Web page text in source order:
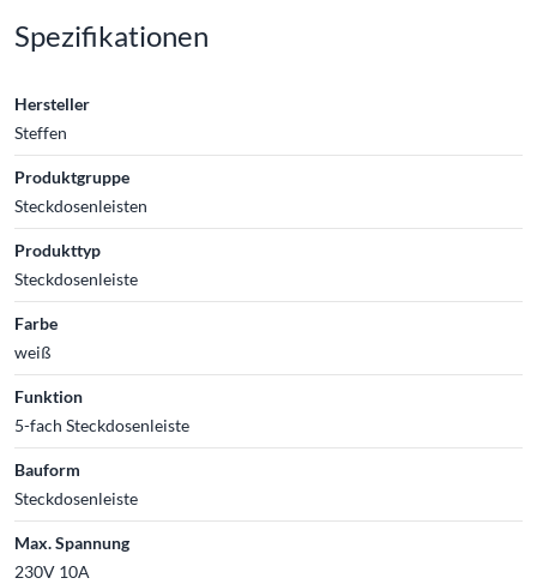
Spezifikationen
Hersteller
Steffen
Produktgruppe
Steckdosenleisten
Produkttyp
Steckdosenleiste
Farbe
weiß
Funktion
5-fach Steckdosenleiste
Bauform
Steckdosenleiste
Max. Spannung
230V 10A